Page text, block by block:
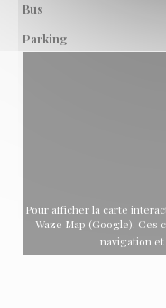
Bus
Parking
Pour afficher la carte
Waze Map (Google). Ces
navigation